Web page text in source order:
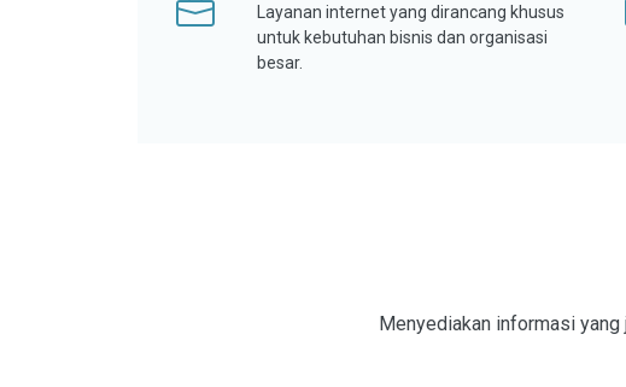
Layanan internet yang dirancang khusus
untuk kebutuhan bisnis dan organisasi
besar.
Menyediakan informasi yang